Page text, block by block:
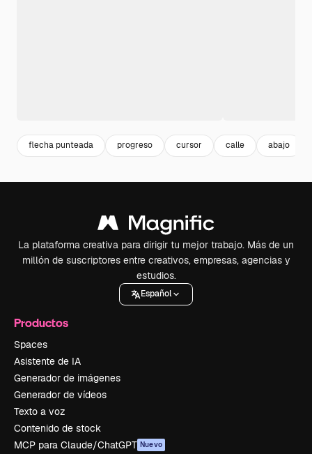
flecha punteada progreso cursor calle abajo
La plataforma creativa para dirigir tu mejor trabajo. Más de un
millón de suscriptores entre creativos, empresas, agencias y
estudios.
Español
Productos
Spaces
Asistente de IA
Generador de imágenes
Generador de vídeos
Texto a voz
Contenido de stock
MCP para Claude/ChatGPT Nuevo